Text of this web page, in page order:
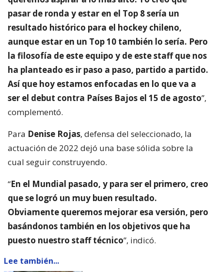
pasar de ronda y estar en el Top 8 sería un
resultado histórico para el hockey chileno,
aunque estar en un Top 10 también lo sería. Pero
la filosofía de este equipo y de este staff que nos
ha planteado es ir paso a paso, partido a partido.
Así que hoy estamos enfocadas en lo que va a
ser el debut contra Países Bajos el 15 de agosto”,
complementó.
Para Denise Rojas, defensa del seleccionado, la
actuación de 2022 dejó una base sólida sobre la
cual seguir construyendo.
“En el Mundial pasado, y para ser el primero, creo
que se logró un muy buen resultado.
Obviamente queremos mejorar esa versión, pero
basándonos también en los objetivos que ha
puesto nuestro staff técnico”, indicó.
Lee también...